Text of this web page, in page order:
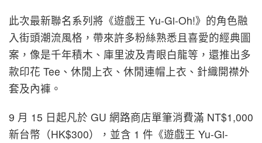
此次最新聯名系列將《遊戲王 Yu-Gi-Oh!》的角色融
入街頭潮流風格，帶來許多粉絲熟悉且喜愛的經典圖
案，像是千年積木、庫里波及青眼白龍等，還推出多
款印花 Tee、休閒上衣、休閒連帽上衣、針織開襟外
套及內褲。
9 月 15 日起凡於 GU 網路商店單筆消費滿 NT$1,000
新台幣（HK$300），並含 1 件《遊戲王 Yu-Gi-